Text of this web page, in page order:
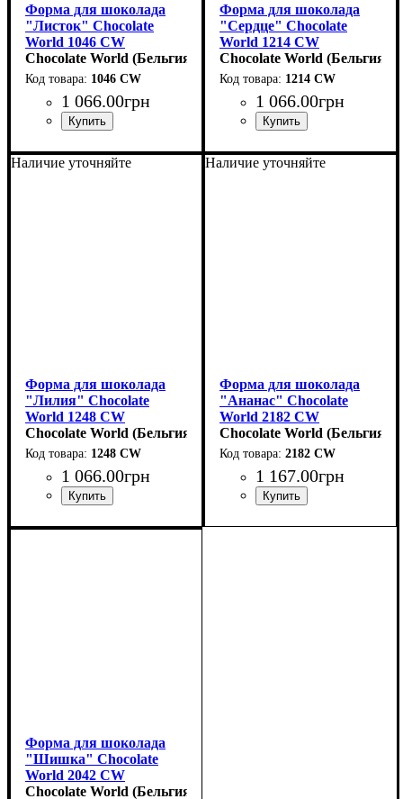
Форма для шоколада
"Листок" Chocolate
World 1046 CW
(37x31мм,h16мм,14гр)
Chocolate World (Бельгия)
1046 CW
1 066.00грн
Форма для шоколада
"Сердце" Chocolate
World 1214 CW
(31x35x18мм,15гр)
Chocolate World (Бельгия)
1214 CW
1 066.00грн
Наличие уточняйте
Форма для шоколада
"Лилия" Chocolate
World 1248 CW
(44x21x18мм)
Chocolate World (Бельгия)
1248 CW
1 066.00грн
Наличие уточняйте
Форма для шоколада
"Ананас" Chocolate
World 2182 CW
(42x26мм,h17мм,13гр)
Chocolate World (Бельгия)
2182 CW
1 167.00грн
Форма для шоколада
"Шишка" Chocolate
World 2042 CW
(89x33мм,h16мм,30гр)
Chocolate World (Бельгия)